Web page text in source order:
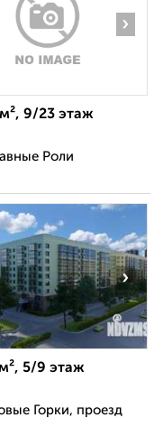
›
9/23 этаж
Роли
›
5/9 этаж
Горки, проезд